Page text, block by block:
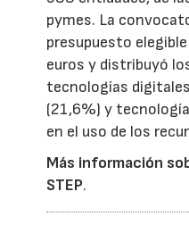
pymes. La
presupuesto
euros y distribuyó
tecnologías
(21,6%) y
en el uso de los
Más información
STEP.